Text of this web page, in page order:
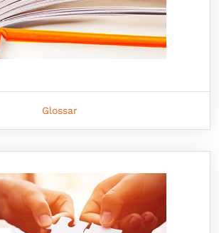
Glossar